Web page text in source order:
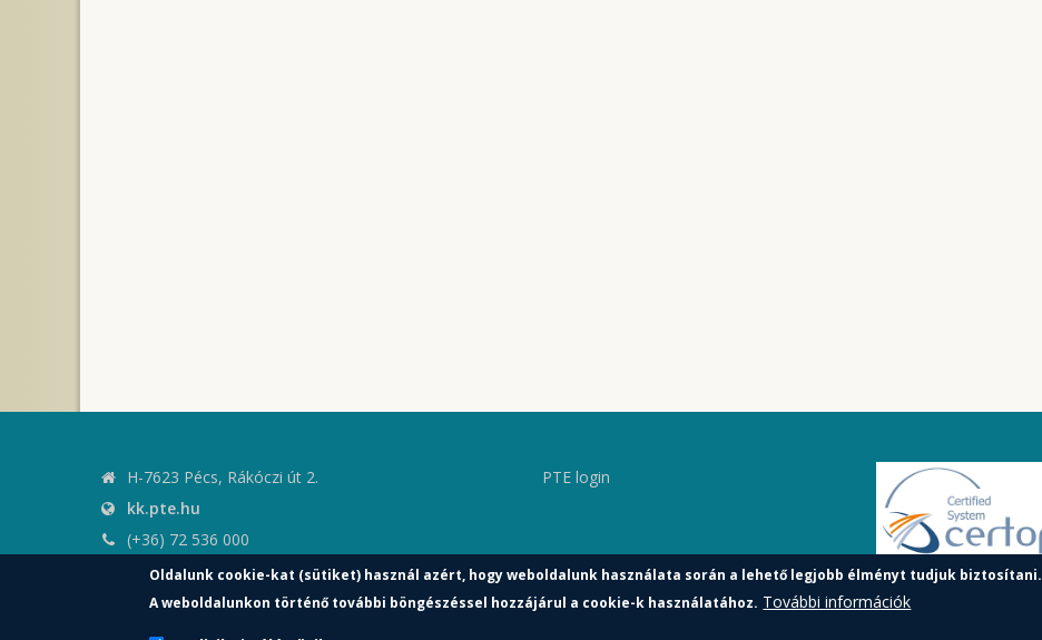
H-7623 Pécs, Rákóczi út 2.
kk.pte.hu
(+36) 72 536 000
kk.elnoki.hivatal@pte.hu
pte.hu
PTE login
Oldalunk cookie-kat (sütiket) használ azért, hogy weboldalunk használata során a lehető legjobb élményt tudjuk biztosítani.
A weboldalunkon történő további böngészéssel hozzájárul a cookie-k használatához. További információk